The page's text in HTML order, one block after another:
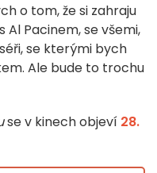
o tom, že si zahraju
Al Pacinem, se všemi,
se kterými bych
Ale bude to trochu
se v kinech objeví 28.